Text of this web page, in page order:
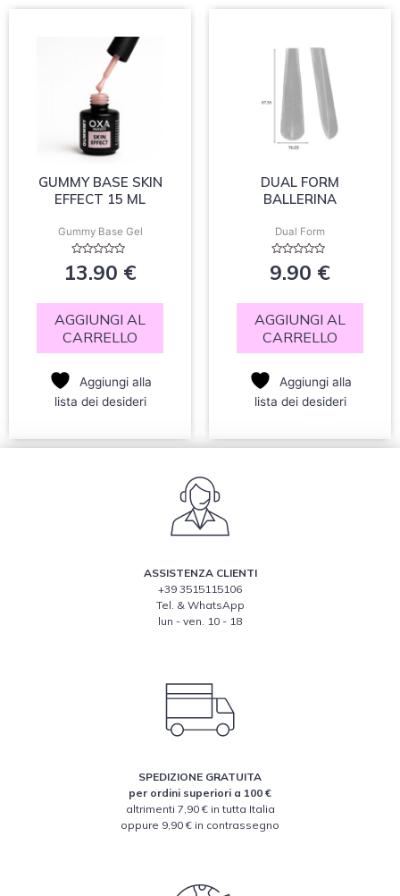
GUMMY BASE SKIN
EFFECT 15 ML
Gummy Base Gel
Valutato
su
13.90 €
AGGIUNGI AL
CARRELLO
Aggiungi alla
lista dei desideri
DUAL FORM
BALLERINA
Dual Form
Valutato
0
su
9.90 €
AGGIUNGI AL
CARRELLO
Aggiungi alla
lista dei desideri
ASSISTENZA CLIENTI
+39 3515115106
Tel. & WhatsApp
lun - ven. 10 - 18
SPEDIZIONE GRATUITA
per ordini superiori a 100 €
altrimenti 7,90 € in tutta Italia
oppure 9,90 € in contrassegno